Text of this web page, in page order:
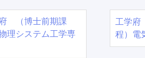
（博士前期課
理システム工学専
工学
程）電